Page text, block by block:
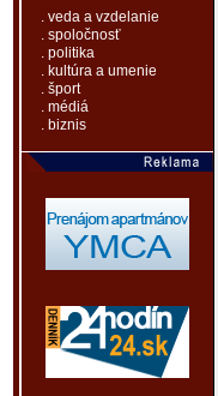
. veda a vzdelanie
. spoločnosť
. politika
. kultúra a umenie
. šport
. médiá
. biznis